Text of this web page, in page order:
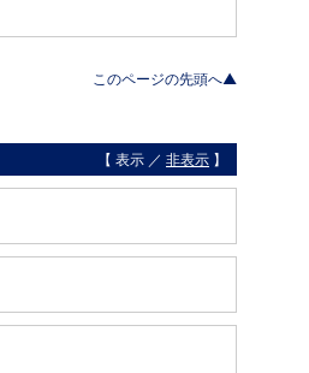
このページの先頭へ▲
【 表示 ／ 非表示 】